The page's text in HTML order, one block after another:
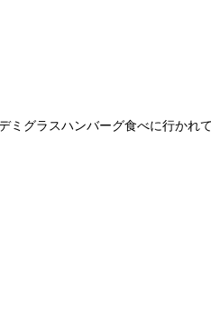
ミグラスハンバーグ食べに行かれ